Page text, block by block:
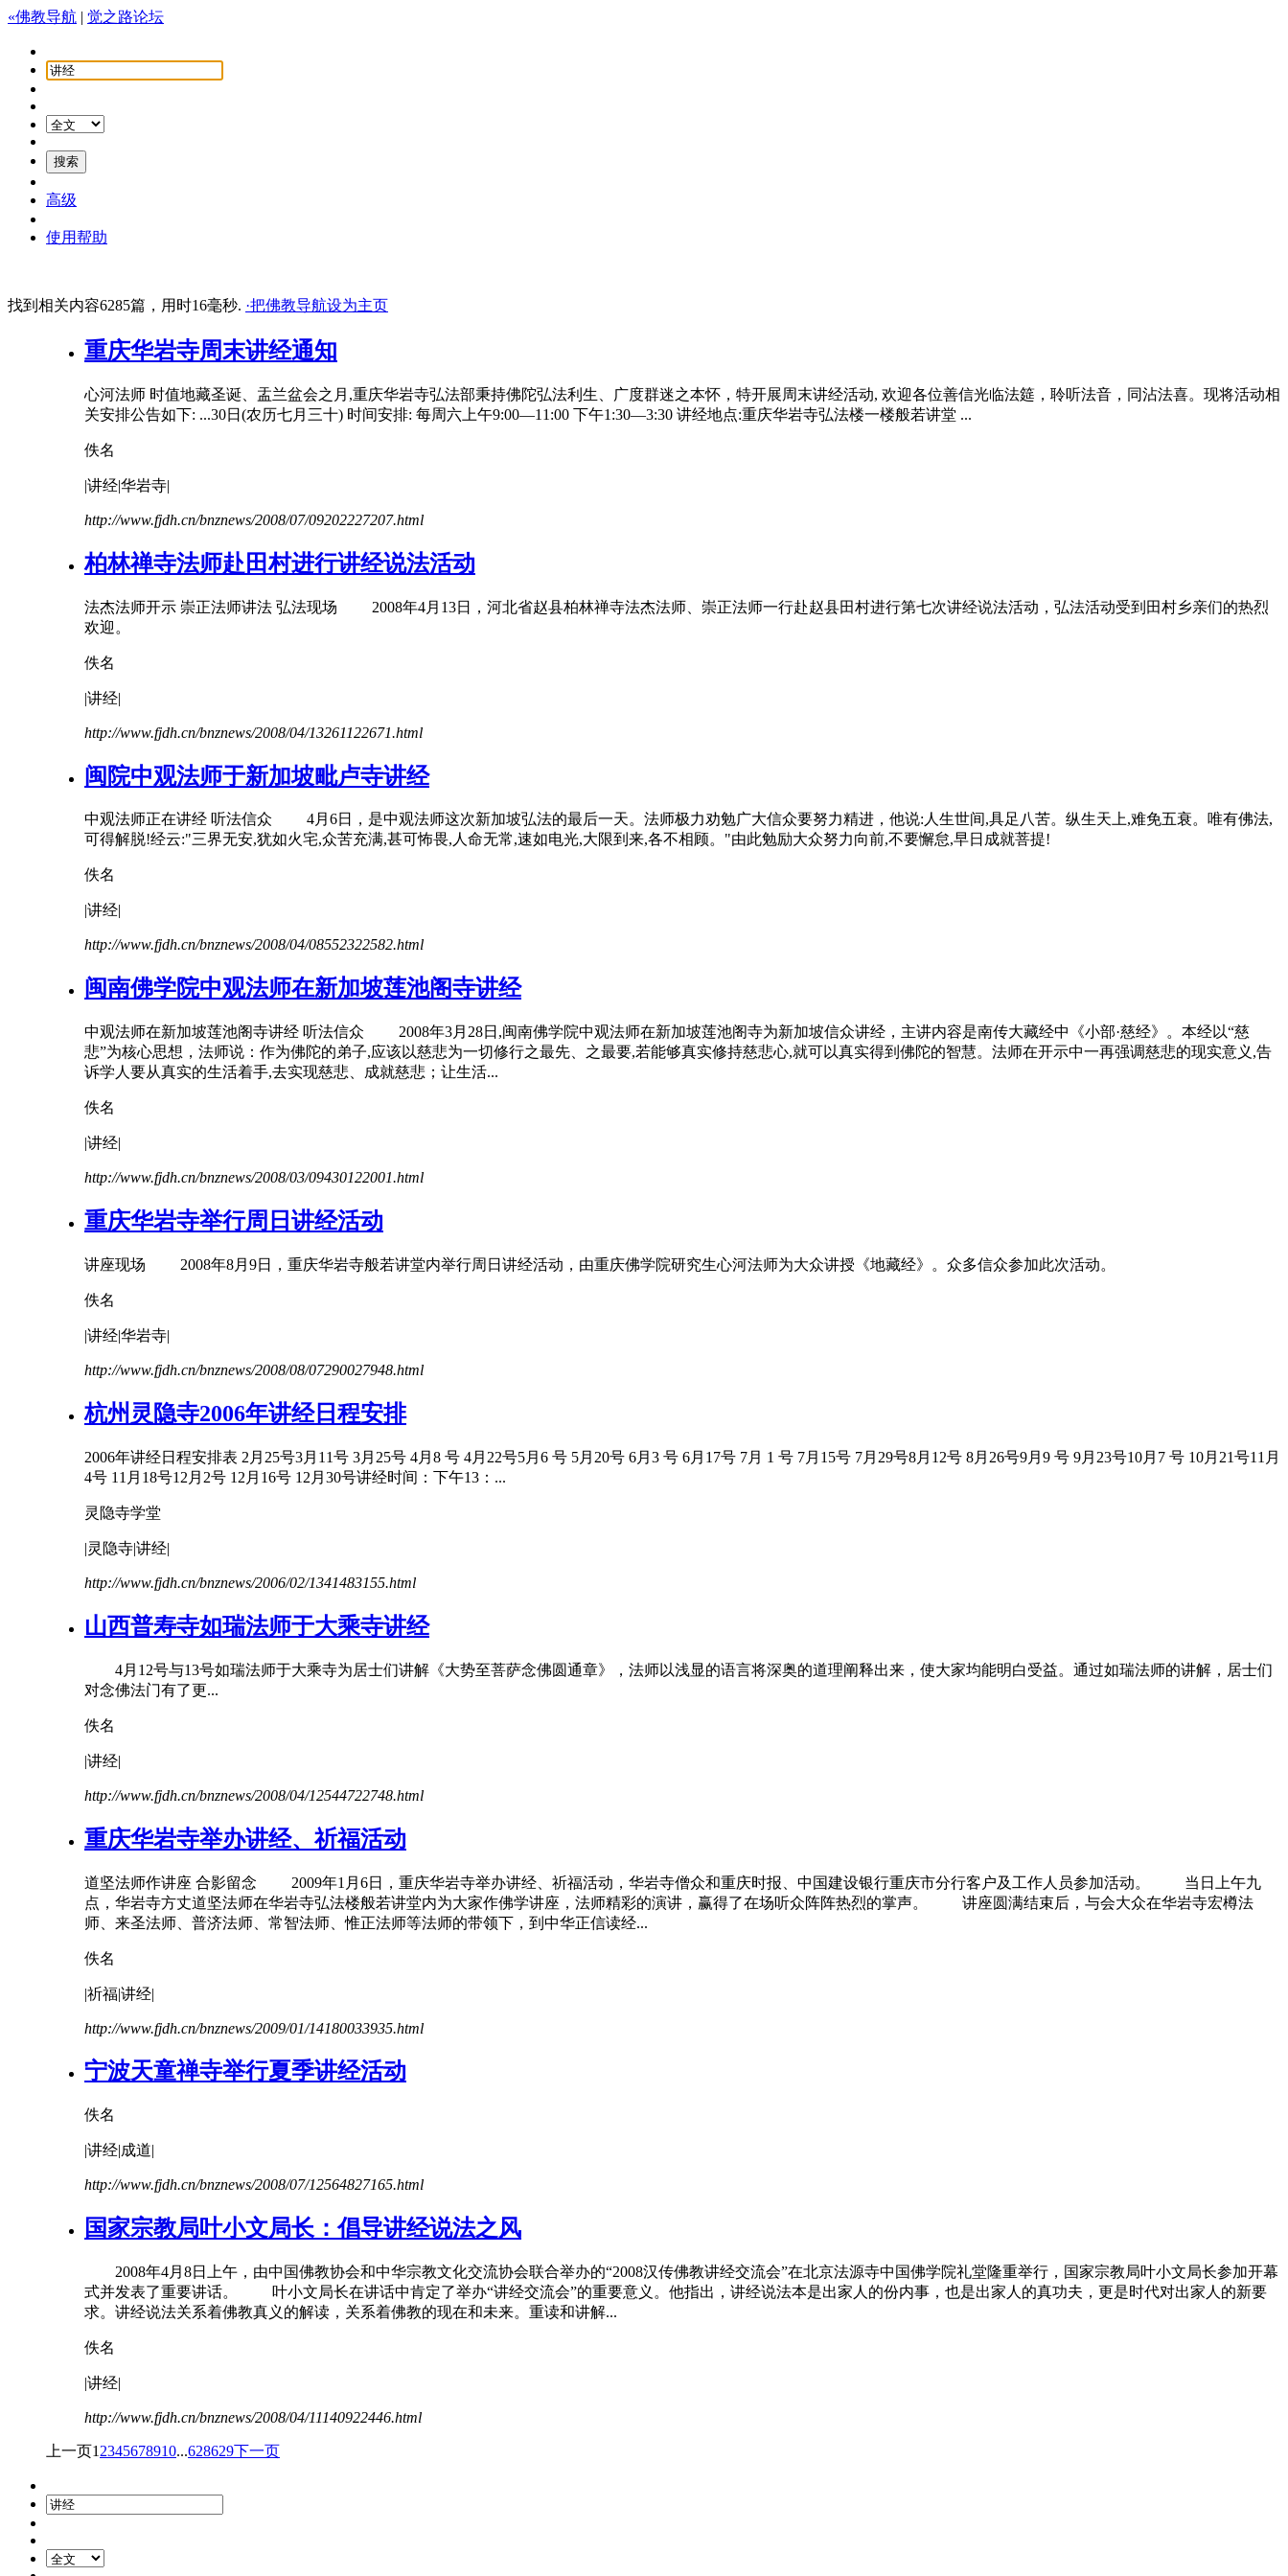
«佛教导航 | 觉之路论坛
高级
使用帮助
找到相关内容6285篇，用时16毫秒. ·把佛教导航设为主页
重庆华岩寺周末讲经通知
心河法师 时值地藏圣诞、盂兰盆会之月,重庆华岩寺弘法部秉持佛陀弘法利生、广度群迷之本怀，特开展周末讲经活动, 欢迎各位善信光临法筵，聆听法音，同沾法喜。现将活动相
关安排公告如下: ...30日(农历七月三十) 时间安排: 每周六上午9:00—11:00 下午1:30—3:30 讲经地点:重庆华岩寺弘法楼一楼般若讲堂 ...
佚名
|讲经|华岩寺|
http://www.fjdh.cn/bnznews/2008/07/09202227207.html
柏林禅寺法师赴田村进行讲经说法活动
法杰法师开示 崇正法师讲法 弘法现场 2008年4月13日，河北省赵县柏林禅寺法杰法师、崇正法师一行赴赵县田村进行第七次讲经说法活动，弘法活动受到田村乡亲们的热烈
欢迎。
佚名
|讲经|
http://www.fjdh.cn/bnznews/2008/04/13261122671.html
闽院中观法师于新加坡毗卢寺讲经
中观法师正在讲经 听法信众 4月6日，是中观法师这次新加坡弘法的最后一天。法师极力劝勉广大信众要努力精进，他说:人生世间,具足八苦。纵生天上,难免五衰。唯有佛法,
可得解脱!经云:"三界无安,犹如火宅,众苦充满,甚可怖畏,人命无常,速如电光,大限到来,各不相顾。"由此勉励大众努力向前,不要懈怠,早日成就菩提!
佚名
|讲经|
http://www.fjdh.cn/bnznews/2008/04/08552322582.html
闽南佛学院中观法师在新加坡莲池阁寺讲经
中观法师在新加坡莲池阁寺讲经 听法信众 2008年3月28日,闽南佛学院中观法师在新加坡莲池阁寺为新加坡信众讲经 ，主讲内容是南传大藏经中《小部·慈经》。本经以“慈
悲”为核心思想，法师说：作为佛陀的弟子,应该以慈悲为一切修行之最先、之最要,若能够真实修持慈悲心,就可以真实得到佛陀的智慧。法师在开示中一再强调慈悲的现实意义,告
诉学人要从真实的生活着手,去实现慈悲、成就慈悲；让生活...
佚名
|讲经|
http://www.fjdh.cn/bnznews/2008/03/09430122001.html
重庆华岩寺举行周日 讲经活动
讲座现场 2008年8月9日，重庆华岩寺般若讲堂内举行周日 讲经活动，由重庆佛学院研究生心河法师为大众讲授《地藏经》。众多信众参加此次活动。
佚名
|讲经|华岩寺|
http://www.fjdh.cn/bnznews/2008/08/07290027948.html
杭州灵隐寺2006年讲经日程安排
2006年讲经日程安排表 2月25号3月11号 3月25号 4月8 号 4月22号5月6 号 5月20号 6月3 号 6月17号 7月 1 号 7月15号 7月29号8月12号 8月26号9月9 号 9月23号10月7 号 10月21号11月
4号 11月18号12月2号 12月16号 12月30号讲经时间：下午13：...
灵隐寺学堂
|灵隐寺|讲经|
http://www.fjdh.cn/bnznews/2006/02/1341483155.html
山西普寿寺如瑞法师于大乘寺讲经
4月12号与13号如瑞法师于大乘寺为居士们讲解《大势至菩萨念佛圆通章》，法师以浅显的语言将深奥的道理阐释出来，使大家均能明白受益。通过如瑞法师的讲解，居士们
对念佛法门有了更...
佚名
|讲经|
http://www.fjdh.cn/bnznews/2008/04/12544722748.html
重庆华岩寺举办讲经、祈福活动
道坚法师作讲座 合影留念 2009年1月6日，重庆华岩寺举办讲经 、祈福活动，华岩寺僧众和重庆时报、中国建设银行重庆市分行客户及工作人员参加活动。 当日上午九
点，华岩寺方丈道坚法师在华岩寺弘法楼般若讲堂内为大家作佛学讲座，法师精彩的演讲，赢得了在场听众阵阵热烈的掌声。 讲座圆满结束后，与会大众在华岩寺宏樽法
师、来圣法师、普济法师、常智法师、惟正法师等法师的带领下，到中华正信读经...
佚名
|祈福|讲经|
http://www.fjdh.cn/bnznews/2009/01/14180033935.html
宁波天童禅寺举行夏季讲经活动
佚名
|讲经|成道|
http://www.fjdh.cn/bnznews/2008/07/12564827165.html
国家宗教局叶小文局长：倡导讲经说法之风
2008年4月8日上午，由中国佛教协会和中华宗教文化交流协会联合举办的“2008汉传佛教讲经交流会”在北京法源寺中国佛学院礼堂隆重举行，国家宗教局叶小文局长参加开幕
式并发表了重要讲话。 叶小文局长在讲话中肯定了举办“讲经交流会”的重要意义。他指出， 讲经说法本是出家人的份内事，也是出家人的真功夫，更是时代对出家人的新要
求。 讲经说法关系着佛教真义的解读，关系着佛教的现在和未来。重读和讲解...
佚名
|讲经|
http://www.fjdh.cn/bnznews/2008/04/11140922446.html
上一页1 2345678910...628629下一页